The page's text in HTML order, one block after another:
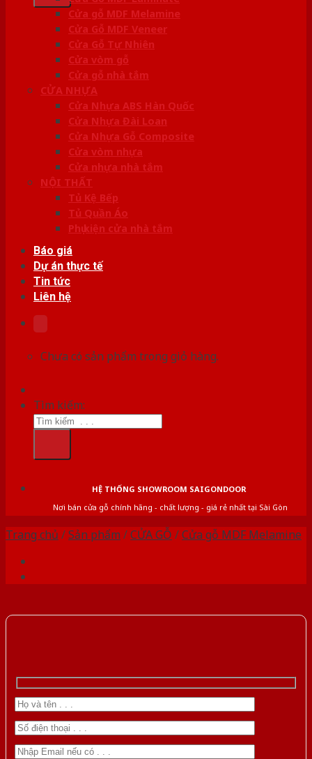
Cửa gỗ MDF Melamine
Cửa Gỗ MDF Veneer
Cửa Gỗ Tự Nhiên
Cửa vòm gỗ
Cửa gỗ nhà tắm
CỬA NHỰA
Cửa Nhựa ABS Hàn Quốc
Cửa Nhựa Đài Loan
Cửa Nhựa Gỗ Composite
Cửa vòm nhựa
Cửa nhựa nhà tắm
NỘI THẤT
Tủ Kệ Bếp
Tủ Quần Áo
Phụ kiện cửa nhà tắm
Báo giá
Dự án thực tế
Tin tức
Liên hệ
Chưa có sản phẩm trong giỏ hàng.
Tìm kiếm:
HỆ THỐNG SHOWROOM SAIGONDOOR
Nơi bán cửa gỗ chính hãng - chất lượng - giá rẻ nhất tại Sài Gòn
Trang chủ /Sản phẩm /CỬA GỖ /Cửa gỗ MDF Melamine